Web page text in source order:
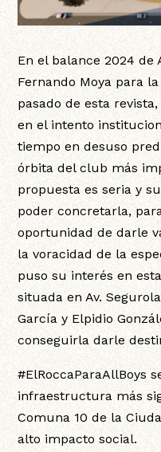
En el balance 2024 de
Fernando Moya para
pasado de esta
en el intento
tiempo en desuso
órbita del club más
propuesta es seria y
poder concretarla,
oportunidad de darle
la voracidad de la
puso su interés en
situada en Av.
García y Elpidio
conseguirla darle
#ElRoccaParaAllBoys
infraestructura más
Comuna 10 de la
alto impacto social.